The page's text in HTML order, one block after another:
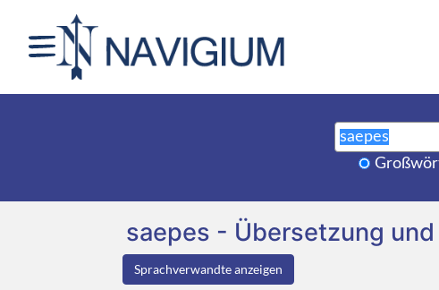
saepes - Übersetzung
Sprachverwandte anzeigen